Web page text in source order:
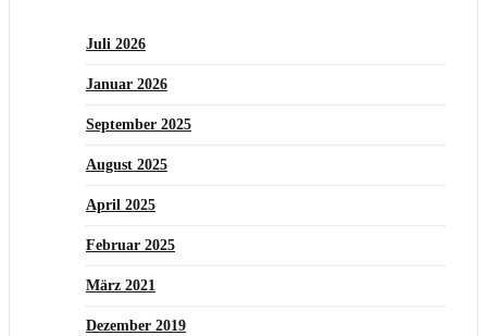
Juli 2026
Januar 2026
September 2025
August 2025
April 2025
Februar 2025
März 2021
Dezember 2019